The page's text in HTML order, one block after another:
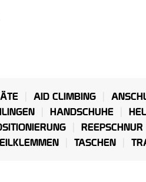
AID CLIMBING
HANDSCHUHE
REEPSCHNUR
TASCHEN